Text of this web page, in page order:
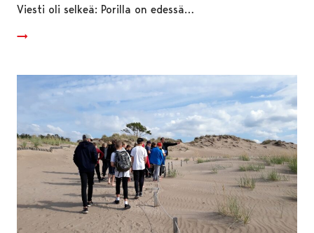
Viesti oli selkeä: Porilla on edessä…